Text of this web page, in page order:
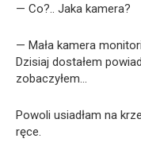
— Co?.. Jaka kamera?
— Mała kamera
Dzisiaj dostałem
zobaczyłem…
Powoli usiadłam na
ręce.